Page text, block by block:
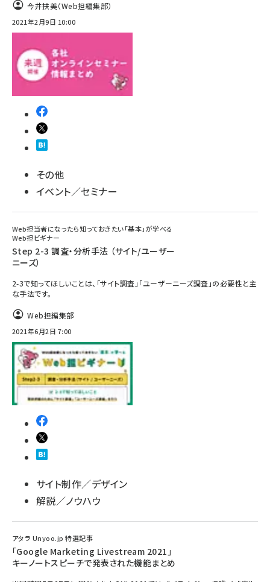
今井扶美（Web担編集部）
2021年2月9日 10:00
その他
イベント／セミナー
Web担当者になったら知っておきたい「基本」が学べる
Web担ビギナー
Step 2-3 調査・分析手法 （サイト/ユーザー
ニーズ）
2-3で知ってほしいことは、「サイト調査」「ユーザーニーズ調査」の必要性と主
な手法です。
Web担編集部
2021年6月2日 7:00
サイト制作／デザイン
解説／ノウハウ
アタラ Unyoo.jp 特選記事
「Google Marketing Livestream 2021」
キーノートスピーチで発表された機能まとめ